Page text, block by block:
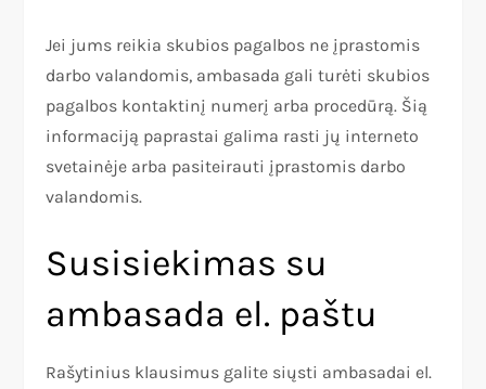
Jei jums reikia skubios pagalbos ne įprastomis
darbo valandomis, ambasada gali turėti skubios
pagalbos kontaktinį numerį arba procedūrą. Šią
informaciją paprastai galima rasti jų interneto
svetainėje arba pasiteirauti įprastomis darbo
valandomis.
Susisiekimas su
ambasada el. paštu
Rašytinius klausimus galite siųsti ambasadai el.